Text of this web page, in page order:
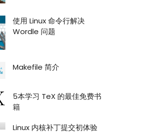
使用 Linux 命令行解决
Wordle 问题
Makefile 简介
5本学习 TeX 的最佳免费书
籍
Linux 内核补丁提交初体验